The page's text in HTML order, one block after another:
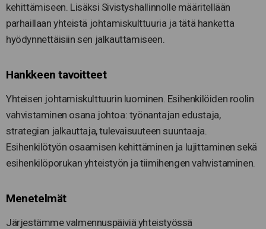
kehittämiseen. Lisäksi Sivistyshallinnolle määritellään
parhaillaan yhteistä johtamiskulttuuria ja tätä hanketta
hyödynnettäisiin sen jalkauttamiseen.
Hankkeen tavoitteet
Yhteisen johtamiskulttuurin luominen. Esihenkilöiden roolin
vahvistaminen osana johtoa: työnantajan edustaja,
strategian jalkauttaja, tulevaisuuteen suuntaaja.
Esihenkilötyön osaamisen kehittäminen ja lujittaminen sekä
esihenkilöporukan yhteistyön ja tiimihengen vahvistaminen.
Menetelmät
Järjestämme valmennuspäiviä yhteistyössä